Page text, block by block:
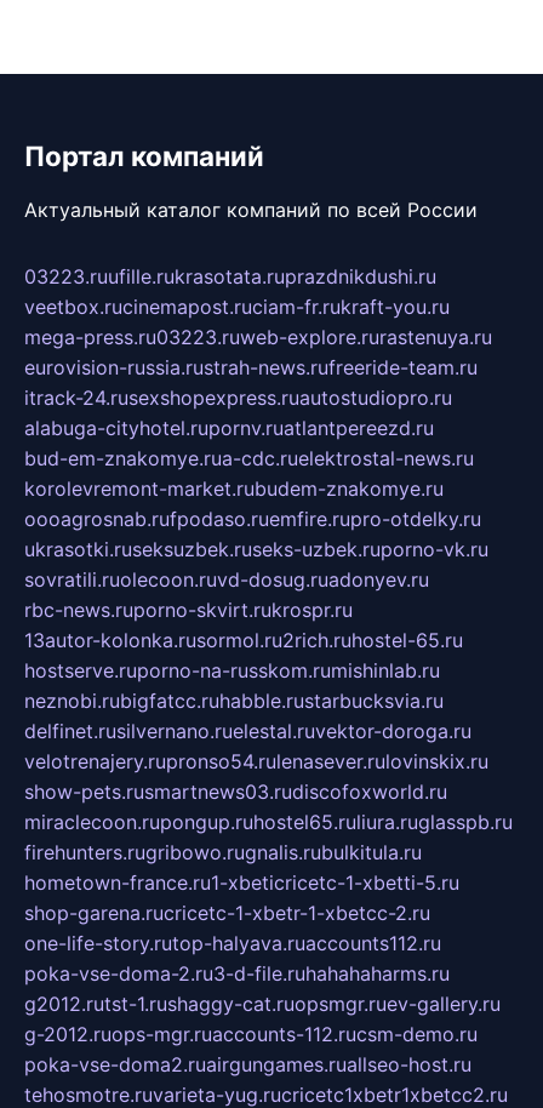
Портал компаний
Актуальный каталог компаний по всей России
03223.ruufille.rukrasotata.ruprazdnikdushi.ru
veetbox.rucinemapost.ruciam-fr.rukraft-you.ru
mega-press.ru03223.ruweb-explore.rurastenuya.ru
eurovision-russia.rustrah-news.rufreeride-team.ru
itrack-24.rusexshopexpress.ruautostudiopro.ru
alabuga-cityhotel.rupornv.ruatlantpereezd.ru
bud-em-znakomye.rua-cdc.ruelektrostal-news.ru
korolevremont-market.rubudem-znakomye.ru
oooagrosnab.rufpodaso.ruemfire.rupro-otdelky.ru
ukrasotki.ruseksuzbek.ruseks-uzbek.ruporno-vk.ru
sovratili.ruolecoon.ruvd-dosug.ruadonyev.ru
rbc-news.ruporno-skvirt.rukrospr.ru
13autor-kolonka.rusormol.ru2rich.ruhostel-65.ru
hostserve.ruporno-na-russkom.rumishinlab.ru
neznobi.rubigfatcc.ruhabble.rustarbucksvia.ru
delfinet.rusilvernano.ruelestal.ruvektor-doroga.ru
velotrenajery.rupronso54.rulenasever.rulovinskix.ru
show-pets.rusmartnews03.rudiscofoxworld.ru
miraclecoon.rupongup.ruhostel65.ruliura.ruglasspb.ru
firehunters.rugribowo.rugnalis.rubulkitula.ru
hometown-france.ru1-xbeticricetc-1-xbetti-5.ru
shop-garena.rucricetc-1-xbetr-1-xbetcc-2.ru
one-life-story.rutop-halyava.ruaccounts112.ru
poka-vse-doma-2.ru3-d-file.ruhahahaharms.ru
g2012.rutst-1.rushaggy-cat.ruopsmgr.ruev-gallery.ru
g-2012.ruops-mgr.ruaccounts-112.rucsm-demo.ru
poka-vse-doma2.ruairgungames.ruallseo-host.ru
tehosmotre.ruvarieta-yug.rucricetc1xbetr1xbetcc2.ru